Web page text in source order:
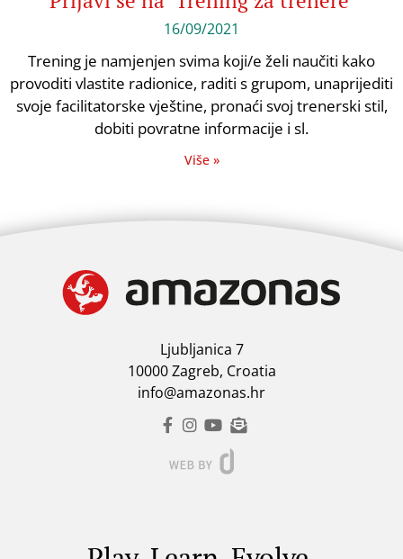
16/09/2021
Trening je namjenjen svima koji/e želi naučiti kako
provoditi vlastite radionice, raditi s grupom, unaprijediti
svoje facilitatorske vještine, pronaći svoj trenerski stil,
dobiti povratne informacije i sl.
Više »
Ljubljanica 7
10000 Zagreb, Croatia
info@amazonas.hr